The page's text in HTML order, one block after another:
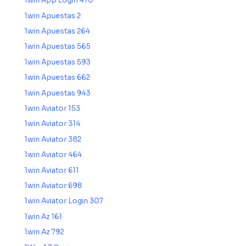
1win Apuestas 2
1win Apuestas 264
1win Apuestas 565
1win Apuestas 593
1win Apuestas 662
1win Apuestas 943
1win Aviator 153
1win Aviator 314
1win Aviator 382
1win Aviator 464
1win Aviator 611
1win Aviator 698
1win Aviator Login 307
1win Az 161
1win Az 792